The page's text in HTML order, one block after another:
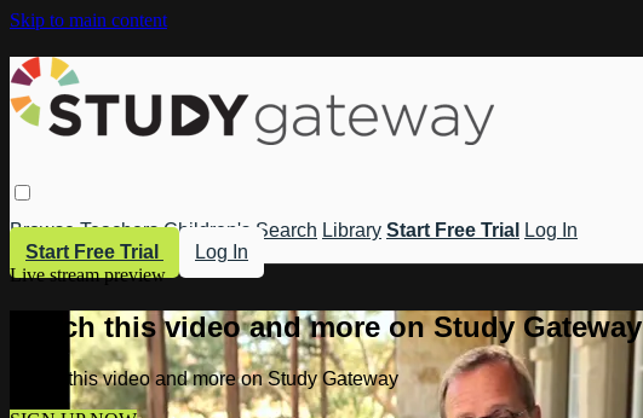
Skip to main content
Browse Teachers Children's Search Library Start Free Trial
Log In
Start Free Trial
Log In
Live stream preview
Watch this video and more on Study Gateway
Watch this video and more on Study Gateway